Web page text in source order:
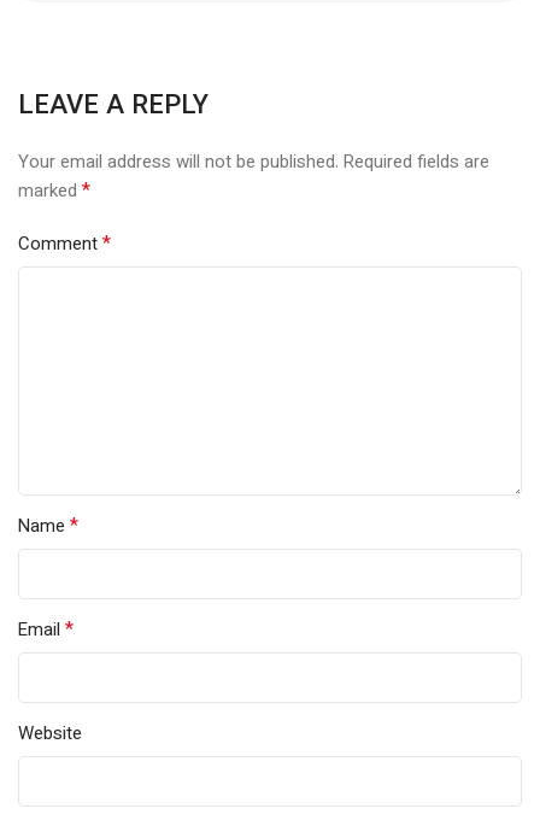
LEAVE A REPLY
Your email address will not be published. Required fields are
marked *
Comment*
Name *
Email *
Website